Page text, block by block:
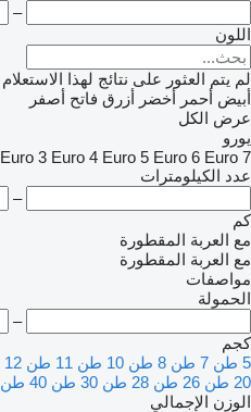
–
اللون
لم يتم العثور على نتائج لهذا الاستعلام
أبيض أحمر أخضر أزرق فاتح أصفر
عرض الكل
يورو
Euro 3 Euro 4 Euro 5 Euro 6 Euro 7
عدد الكيلومترات
–
كم
مع العربة المقطورة
مع العربة المقطورة
مواصفات
الحمولة
–
كجم
5 طن
7 طن 8 طن 10 طن 11 طن 12 طن
20 طن
26 طن 28 طن 30 طن
40 طن
الوزن الإجمالي